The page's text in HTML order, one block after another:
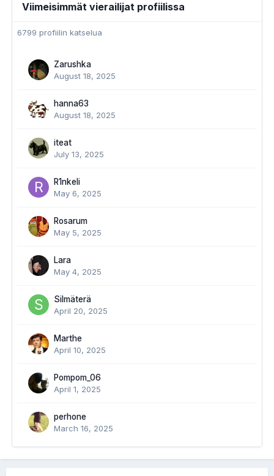
Viimeisimmät vierailijat profiilissa
6799 profiilin katselua
Zarushka
August 18, 2025
hanna63
August 18, 2025
iteat
July 13, 2025
R1nkeli
May 6, 2025
Rosarum
May 5, 2025
Lara
May 4, 2025
Silmäterä
April 20, 2025
Marthe
April 10, 2025
Pompom_06
April 1, 2025
perhone
March 16, 2025